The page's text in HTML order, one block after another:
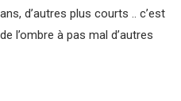
d’autres plus courts .. c’est
l’ombre à pas mal d’autres